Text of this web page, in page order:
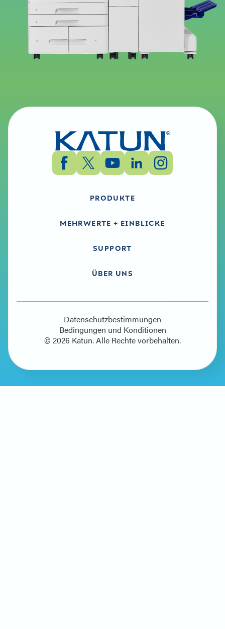
PRODUKTE
MEHRWERTE + EINBLICKE
SUPPORT
ÜBER UNS
© 2026 Katun. Alle Rechte vorbehalten.
Datenschutzbestimmungen
Bedingungen und Konditionen